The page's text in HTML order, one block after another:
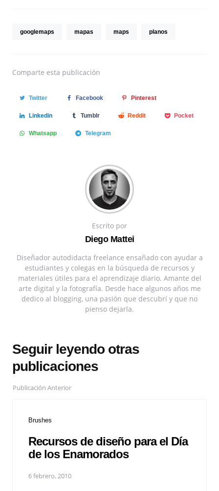
googlemaps mapas maps planos
Comparte esta publicación
Twitter Facebook Pinterest
Linkedin Tumblr Reddit Pocket
Whatsapp Telegram
Escrito por
Diego Mattei
Diseñador autodidacta freelance ensañado con ayudar a
estudiantes y colegas en la búsqueda de recursos y
materiales útiles para el aprendizaje diario. Amante del
arte digital y la fotografía. Desde hace algunos años me
dedico al blogging, una pasión que descubrí y que no
pienso dejarla.
Seguir leyendo otras
publicaciones
Publicación Anterior
Brushes
Recursos de diseño para el Día
de los Enamorados
6 febrero, 2010